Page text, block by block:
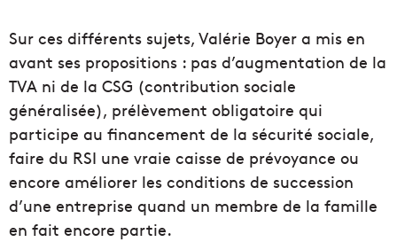
Sur ces différents sujets, Valérie Boyer a mis en
avant ses propositions : pas d’augmentation de la
TVA ni de la CSG (contribution sociale
généralisée), prélèvement obligatoire qui
participe au financement de la sécurité sociale,
faire du RSI une vraie caisse de prévoyance ou
encore améliorer les conditions de succession
d’une entreprise quand un membre de la famille
en fait encore partie.